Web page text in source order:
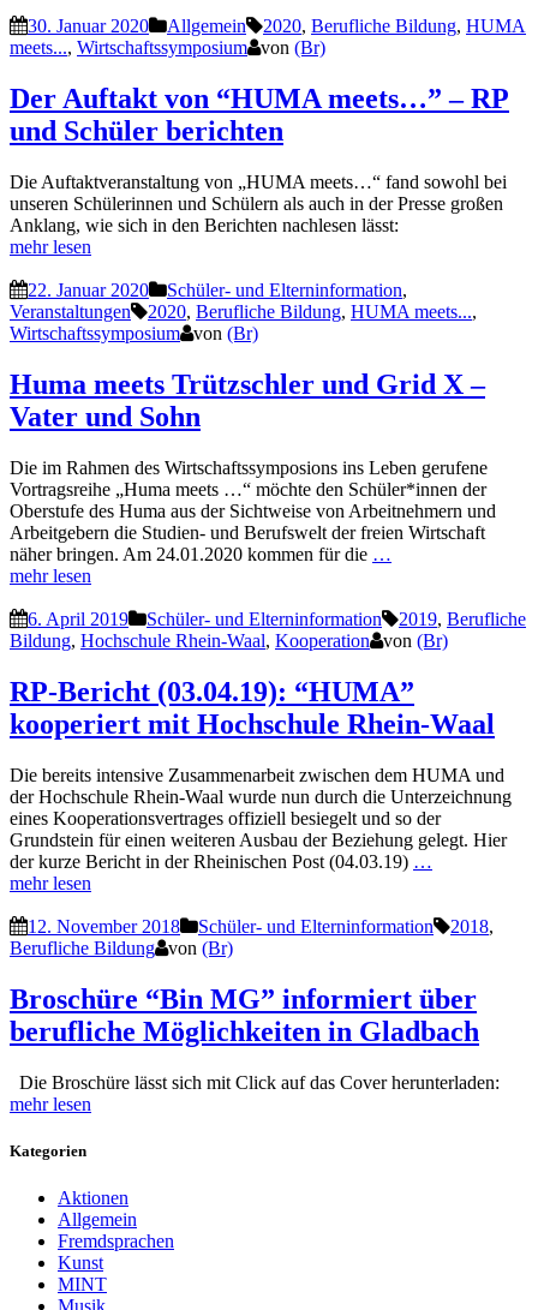
30. Januar 2020 Allgemein 2020, Berufliche Bildung, HUMA
meets..., Wirtschaftssymposium von (Br)
Der Auftakt von “HUMA meets…” – RP
und Schüler berichten
Die Auftaktveranstaltung von „HUMA meets…“ fand sowohl bei
unseren Schülerinnen und Schülern als auch in der Presse großen
Anklang, wie sich in den Berichten nachlesen lässt:
mehr lesen
22. Januar 2020 Schüler- und Elterninformation,
Veranstaltungen
2020, Berufliche Bildung, HUMA meets...,
Wirtschaftssymposium
von (Br)
Huma meets Trützschler und Grid X –
Vater und Sohn
Die im Rahmen des Wirtschaftssymposions ins Leben gerufene
Vortragsreihe „Huma meets …“ möchte den Schüler*innen der
Oberstufe des Huma aus der Sichtweise von Arbeitnehmern und
Arbeitgebern die Studien- und Berufswelt der freien Wirtschaft
näher bringen. Am 24.01.2020 kommen für die …
mehr lesen
6. April 2019 Schüler- und Elterninformation 2019, Berufliche
Bildung, Hochschule Rhein-Waal, Kooperation von (Br)
RP-Bericht (03.04.19): “HUMA”
kooperiert mit Hochschule Rhein-Waal
Die bereits intensive Zusammenarbeit zwischen dem HUMA und
der Hochschule Rhein-Waal wurde nun durch die Unterzeichnung
eines Kooperationsvertrages offiziell besiegelt und so der
Grundstein für einen weiteren Ausbau der Beziehung gelegt. Hier
der kurze Bericht in der Rheinischen Post (04.03.19) …
mehr lesen
12. November 2018 Schüler- und Elterninformation 2018,
Berufliche Bildung
von (Br)
Broschüre “Bin MG” informiert über
berufliche Möglichkeiten in Gladbach
Die Broschüre lässt sich mit Click auf das Cover herunterladen:
mehr lesen
Kategorien
Aktionen
Allgemein
Fremdsprachen
Kunst
MINT
Musik